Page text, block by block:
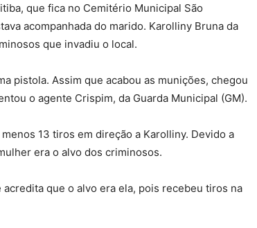
que fica no Cemitério Municipal São
acompanhada do marido. Karolliny Bruna da
que invadiu o local.
pistola. Assim que acabou as munições, chegou
o agente Crispim, da Guarda Municipal (GM).
13 tiros em direção a Karolliny. Devido a
era o alvo dos criminosos.
que o alvo era ela, pois recebeu tiros na